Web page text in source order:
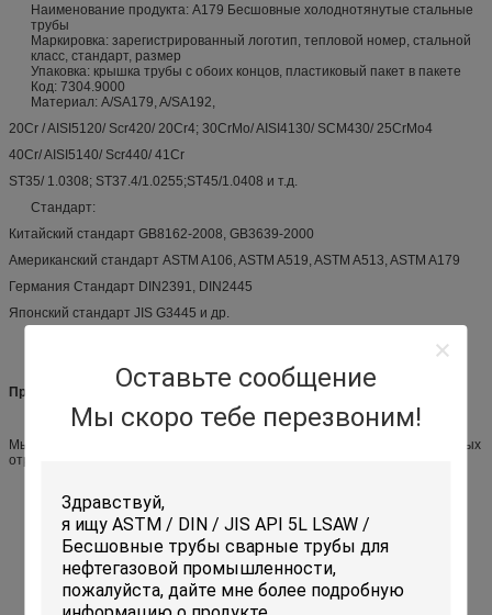
Оставьте сообщение
Мы скоро тебе перезвоним!
Наименование продукта: A179 Бесшовные холоднотянутые стальные
трубы
Маркировка: зарегистрированный логотип, тепловой номер, стальной
класс, стандарт, размер
Упаковка: крышка трубы с обоих концов, пластиковый пакет в пакете
Код: 7304.9000
Материал: A/SA179, A/SA192,
20Cr / AISI5120/ Scr420/ 20Cr4; 30CrMo/ AISI4130/ SCM430/ 25CrMo4
40Cr/ AISI5140/ Scr440/ 41Cr
ST35/ 1.0308; ST37.4/1.0255;ST45/1.0408 и т.д.
Стандарт:
Китайский стандарт GB8162-2008, GB3639-2000
Американский стандарт ASTM A106, ASTM A519, ASTM A513, ASTM A179
Германия Стандарт DIN2391, DIN2445
Японский стандарт JIS G3445 и др.
Применение:
Мы, этот тип бесшовных стальных труб широко используются в различных
отраслях промышленности:
Автомобильный масляный канал, масло, соединитель канала,
амортизатор ударов, солнцезащитный щит, стойка радости
Спортивное оборудование, электрический ролик
Швейная машина, медицинское оборудование